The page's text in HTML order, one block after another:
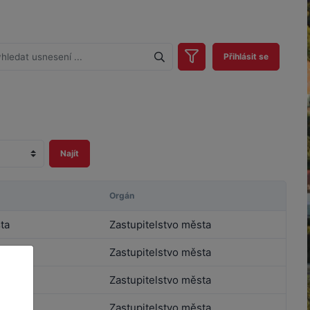
Přihlásit se
Orgán
Zastupitelstvo města
Zastupitelstvo města
Zastupitelstvo města